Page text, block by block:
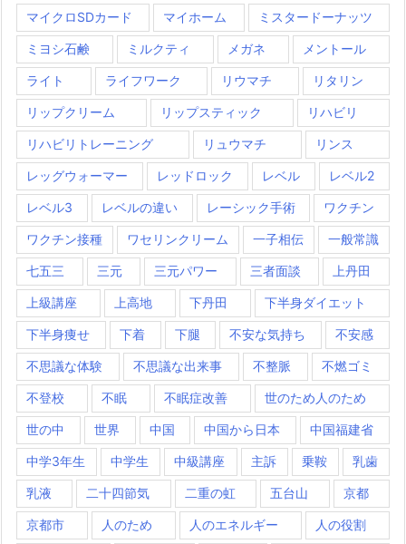
マイクロSDカード マイホーム ミスタードーナッツ
ミヨシ石鹸 ミルクティ メガネ メントール
ライト ライフワーク リウマチ リタリン
リップクリーム リップスティック リハビリ
リハビリトレーニング リュウマチ リンス
レッグウォーマー レッドロック レベル レベル2
レベル3 レベルの違い レーシック手術 ワクチン
ワクチン接種 ワセリンクリーム 一子相伝 一般常識
七五三 三元 三元パワー 三者面談 上丹田
上級講座 上高地 下丹田 下半身ダイエット
下半身痩せ 下着 下腿 不安な気持ち 不安感
不思議な体験 不思議な出来事 不整脈 不燃ゴミ
不登校 不眠 不眠症改善 世のため人のため
世の中 世界 中国 中国から日本 中国福建省
中学3年生 中学生 中級講座 主訴 乗鞍 乳歯
乳液 二十四節気 二重の虹 五台山 京都
京都市 人のため 人のエネルギー 人の役割